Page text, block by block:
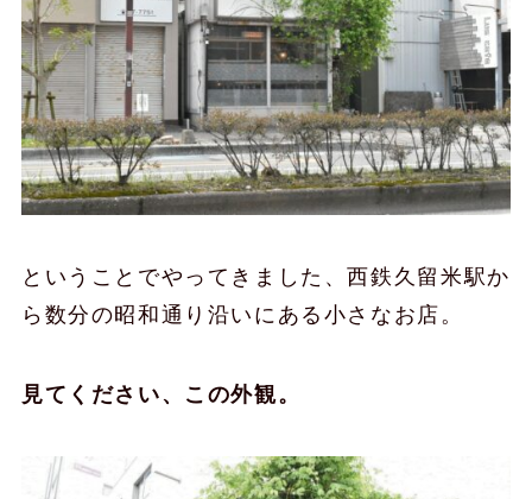
ということでやってきました、西鉄久留米駅か
ら数分の昭和通り沿いにある小さなお店。
見てください、この外観。